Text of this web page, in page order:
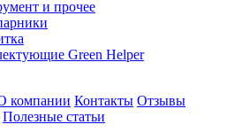
и прочее
Green Helper
компании Контакты Отзывы
Полезные статьи